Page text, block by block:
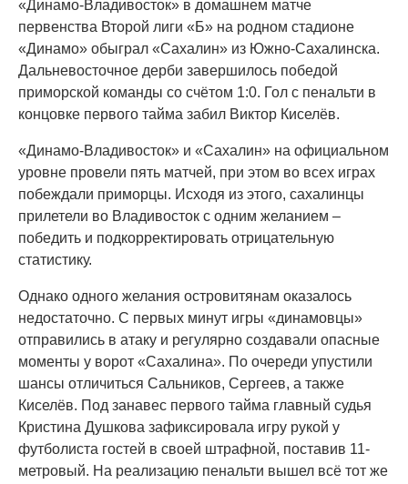
«Динамо-Владивосток» в домашнем матче
первенства Второй лиги «Б» на родном стадионе
«Динамо» обыграл «Сахалин» из Южно-Сахалинска.
Дальневосточное дерби завершилось победой
приморской команды со счётом 1:0. Гол с пенальти в
концовке первого тайма забил Виктор Киселёв.
«Динамо-Владивосток» и «Сахалин» на официальном
уровне провели пять матчей, при этом во всех играх
побеждали приморцы. Исходя из этого, сахалинцы
прилетели во Владивосток с одним желанием –
победить и подкорректировать отрицательную
статистику.
Однако одного желания островитянам оказалось
недостаточно. С первых минут игры «динамовцы»
отправились в атаку и регулярно создавали опасные
моменты у ворот «Сахалина». По очереди упустили
шансы отличиться Сальников, Сергеев, а также
Киселёв. Под занавес первого тайма главный судья
Кристина Душкова зафиксировала игру рукой у
футболиста гостей в своей штрафной, поставив 11-
метровый. На реализацию пенальти вышел всё тот же